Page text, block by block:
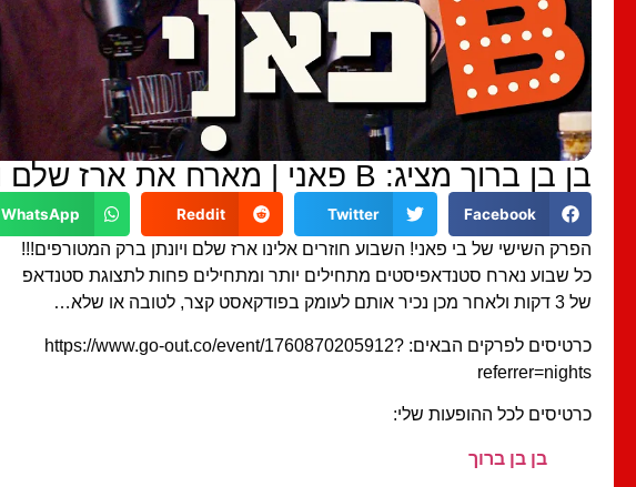
בן בן ברוך מציג: B פאני | מארח את ארז שלם ויונתן ברק #6
Facebook
Twitter
Reddit
WhatsApp
הפרק השישי של בי פאני! השבוע חוזרים אלינו ארז שלם ויונתן ברק המטורפים!!!
כל שבוע נארח סטנדאפיסטים מתחילים יותר ומתחילים פחות לתצוגת סטנדאפ
של 3 דקות ולאחר מכן נכיר אותם לעומק בפודקאסט קצר, לטובה או שלא…
כרטיסים לפרקים הבאים: https://www.go-out.co/event/1760870205912?
referrer=nights
כרטיסים לכל ההופעות שלי:
בן בן ברוך